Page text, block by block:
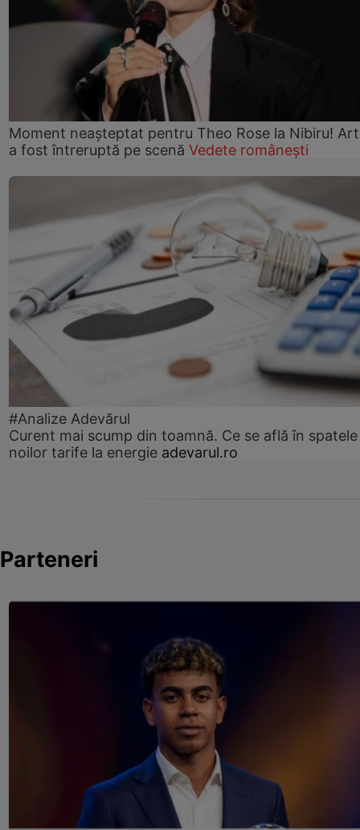
Moment neașteptat pentru Theo Rose la Nibiru!
a fost întreruptă pe scenă Vedete românești
#Analize Adevărul
Curent mai scump din toamnă. Ce se află în spatele
noilor tarife la energie adevarul.ro
Parteneri